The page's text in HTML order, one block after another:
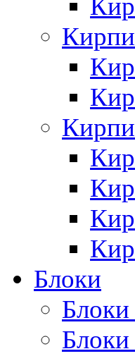
Блоки
Блоки
Блоки